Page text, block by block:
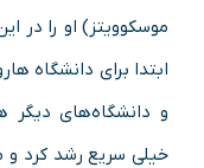
موسکوویتز) او را در
ابتدا برای دانشگاه
و دانشگاه‌های دیگر
خیلی سریع رشد کرد و